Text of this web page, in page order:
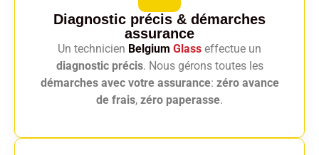
Diagnostic précis & démarches
assurance
Un technicien Belgium Glass effectue un
diagnostic précis. Nous gérons toutes les
démarches avec votre assurance: zéro avance
de frais, zéro paperasse.